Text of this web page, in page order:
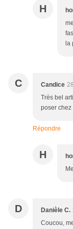
H
la
C Candice
Très bel
poser chez
Répondre
H
D Danièle C.
Coucou,